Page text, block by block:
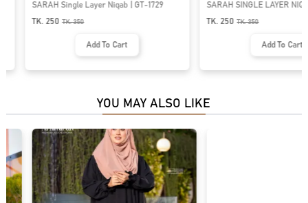
SARAH Single Layer Niqab | GT-1729
TK. 250 TK.350
Add To Cart
SARAH SINGLE LAYER NIQAB |
TK. 250
TK.350
Add To Cart
YOU MAY ALSO LIKE